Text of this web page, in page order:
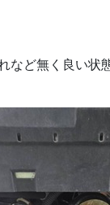
など無く良い状